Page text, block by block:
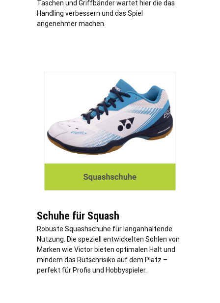
Taschen und Griffbänder wartet hier die das
Handling verbessern und das Spiel
angenehmer machen.
Schuhe für Squash
Robuste Squashschuhe für langanhaltende
Nutzung. Die speziell entwickelten Sohlen von
Marken wie Victor bieten optimalen Halt und
mindern das Rutschrisiko auf dem Platz –
perfekt für Profis und Hobbyspieler.